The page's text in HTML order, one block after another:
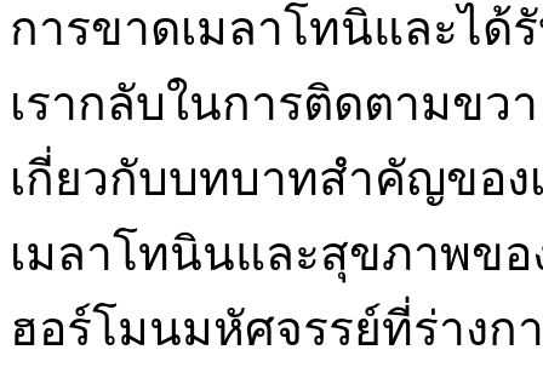
การขาดเมลาโทนิและไ
เรากลับในการติดตามขว
เกี่ยวกับบทบาทสำคัญขอ
เมลาโทนินและสุขภาพข
ฮอร์โมนมหัศจรรย์ที่ร่าง